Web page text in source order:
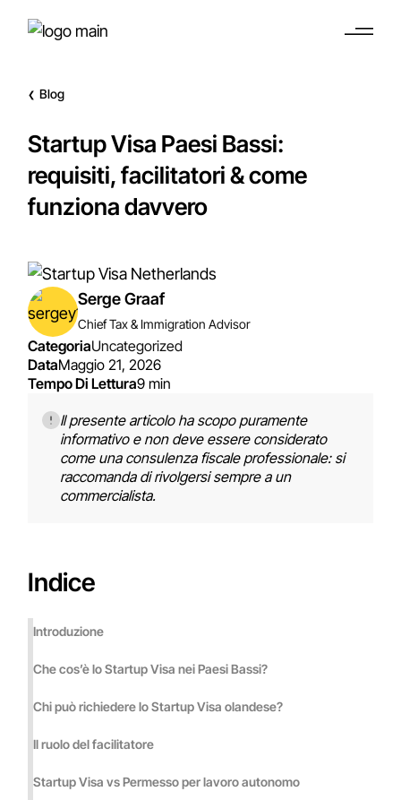
❮ Blog
Startup Visa Paesi Bassi:
requisiti, facilitatori & come
funziona davvero
Serge Graaf
Chief Tax & Immigration Advisor
CategoriaUncategorized
DataMaggio 21, 2026
Tempo Di Lettura9 min
Il presente articolo ha scopo puramente
informativo e non deve essere considerato
come una consulenza fiscale professionale: si
raccomanda di rivolgersi sempre a un
commercialista.
Indice
Introduzione
Che cos’è lo Startup Visa nei Paesi Bassi?
Chi può richiedere lo Startup Visa olandese?
Il ruolo del facilitatore
Startup Visa vs Permesso per lavoro autonomo